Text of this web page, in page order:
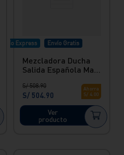
Envío Express Envío Gratis
Mezcladora Ducha
Salida Española Maui
S/ 508.90
S/ 504.90
Ahorra
S/ 4. 00
Ver
producto